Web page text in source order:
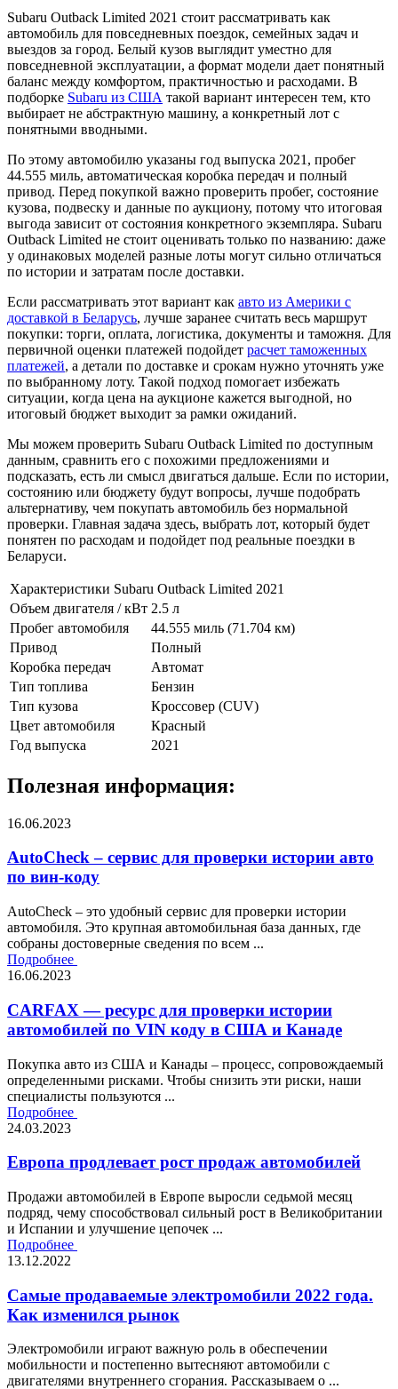
Subaru Outback Limited 2021 стоит рассматривать как
автомобиль для повседневных поездок, семейных задач и
выездов за город. Белый кузов выглядит уместно для
повседневной эксплуатации, а формат модели дает понятный
баланс между комфортом, практичностью и расходами. В
подборке Subaru из США такой вариант интересен тем, кто
выбирает не абстрактную машину, а конкретный лот с
понятными вводными.
По этому автомобилю указаны год выпуска 2021, пробег
44.555 миль, автоматическая коробка передач и полный
привод. Перед покупкой важно проверить пробег, состояние
кузова, подвеску и данные по аукциону, потому что итоговая
выгода зависит от состояния конкретного экземпляра. Subaru
Outback Limited не стоит оценивать только по названию: даже
у одинаковых моделей разные лоты могут сильно отличаться
по истории и затратам после доставки.
Если рассматривать этот вариант как авто из Америки с
доставкой в Беларусь, лучше заранее считать весь маршрут
покупки: торги, оплата, логистика, документы и таможня. Для
первичной оценки платежей подойдет расчет таможенных
платежей, а детали по доставке и срокам нужно уточнять уже
по выбранному лоту. Такой подход помогает избежать
ситуации, когда цена на аукционе кажется выгодной, но
итоговый бюджет выходит за рамки ожиданий.
Мы можем проверить Subaru Outback Limited по доступным
данным, сравнить его с похожими предложениями и
подсказать, есть ли смысл двигаться дальше. Если по истории,
состоянию или бюджету будут вопросы, лучше подобрать
альтернативу, чем покупать автомобиль без нормальной
проверки. Главная задача здесь, выбрать лот, который будет
понятен по расходам и подойдет под реальные поездки в
Беларуси.
Характеристики Subaru Outback Limited 2021
Объем двигателя / кВт 2.5 л
Пробег автомобиля
44.555 миль (71.704 км)
Привод
Полный
Коробка передач
Автомат
Тип топлива
Бензин
Тип кузова
Кроссовер (CUV)
Цвет автомобиля
Красный
Год выпуска
2021
Полезная информация:
16.06.2023
AutoCheck – сервис для проверки истории авто
по вин-коду
AutoCheck – это удобный сервис для проверки истории
автомобиля. Это крупная автомобильная база данных, где
собраны достоверные сведения по всем ...
Подробнее
16.06.2023
CARFAX — ресурс для проверки истории
автомобилей по VIN коду в США и Канаде
Покупка авто из США и Канады – процесс, сопровождаемый
определенными рисками. Чтобы снизить эти риски, наши
специалисты пользуются ...
Подробнее
24.03.2023
Европа продлевает рост продаж автомобилей
Продажи автомобилей в Европе выросли седьмой месяц
подряд, чему способствовал сильный рост в Великобритании
и Испании и улучшение цепочек ...
Подробнее
13.12.2022
Самые продаваемые электромобили 2022 года.
Как изменился рынок
Электромобили играют важную роль в обеспечении
мобильности и постепенно вытесняют автомобили с
двигателями внутреннего сгорания. Рассказываем о ...